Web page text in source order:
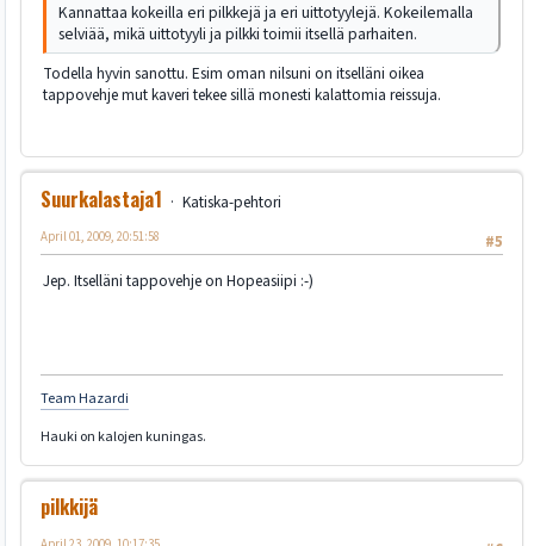
Kannattaa kokeilla eri pilkkejä ja eri uittotyylejä. Kokeilemalla
selviää, mikä uittotyyli ja pilkki toimii itsellä parhaiten.
Todella hyvin sanottu. Esim oman nilsuni on itselläni oikea
tappovehje mut kaveri tekee sillä monesti kalattomia reissuja.
Suurkalastaja1
Katiska-pehtori
#5
April 01, 2009, 20:51:58
Jep. Itselläni tappovehje on Hopeasiipi :-)
Team Hazardi
Hauki on kalojen kuningas.
pilkkijä